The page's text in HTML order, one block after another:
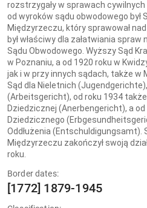
rozstrzygały w sprawach
od wyroków sądu obwodowego był
Międzyrzeczu, który sprawował
był właściwy dla załatwiania
Sądu Obwodowego. Wyższy Sąd
w Poznaniu, a od 1920 roku w
jak i w przy innych sądach, także w
Sąd dla Nieletnich
(Arbeitsgericht), od roku 1934 także
Dziedzicznej (Anerbengericht), a
Dziedzicznego
Oddłużenia (Entschuldigungsamt).
Międzyrzeczu zakończył swoją
roku.
Border dates:
[1772] 1879-1945